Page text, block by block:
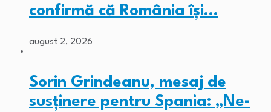
confirmă că România își…
august 2, 2026
Sorin Grindeanu, mesaj de
susținere pentru Spania: „Ne-